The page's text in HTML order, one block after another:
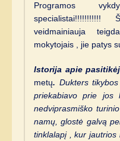
Programos
specialistai!!!!!!!!!!!
veidmainiauja
mokytojais , jie patys
Istorija apie
metų. Dukters
priekabiavo prie jos
nedviprasmiško
namų, glostė galvą
tinklalapį , kur jautrios